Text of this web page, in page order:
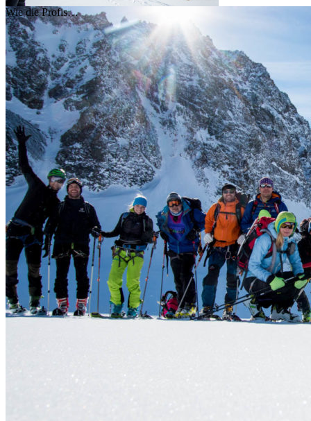
Wie die Profis…